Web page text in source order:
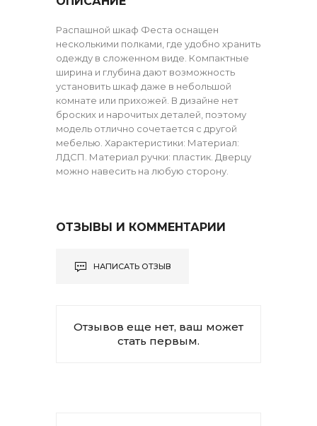
Распашной шкаф Феста оснащен
несколькими полками, где удобно хранить
одежду в сложенном виде. Компактные
ширина и глубина дают возможность
установить шкаф даже в небольшой
комнате или прихожей. В дизайне нет
броских и нарочитых деталей, поэтому
модель отлично сочетается с другой
мебелью. Характеристики: Материал:
ЛДСП. Материал ручки: пластик. Дверцу
можно навесить на любую сторону.
ОТЗЫВЫ И КОММЕНТАРИИ
НАПИСАТЬ ОТЗЫВ
Отзывов еще нет, ваш может
стать первым.